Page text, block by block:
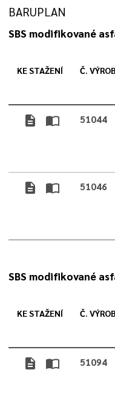
BARUPLAN
SBS modifikované
KE STAŽENÍ Č.
description import_contacts 51044
description import_contacts 51046
SBS modifikované
KE STAŽENÍ Č.
description import_contacts 51094